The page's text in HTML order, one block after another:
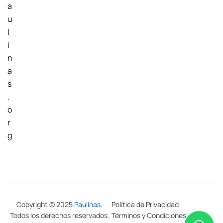
a
u
l
i
n
a
s
.
o
r
g
Copyright © 2025 Paulinas.
Todos los derechos reservados.
Política de Privacidad
Términos y Condiciones